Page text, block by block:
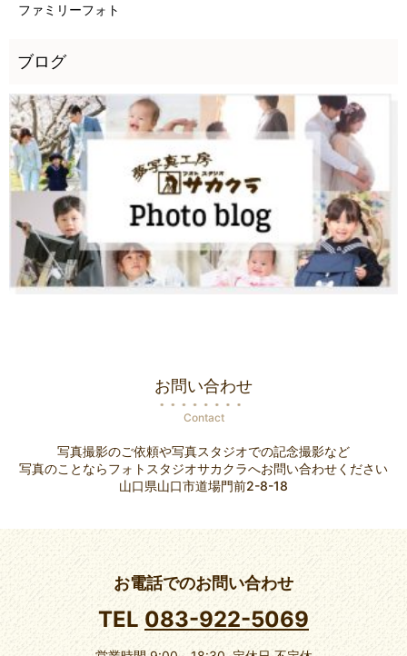
ファミリーフォト
お問い合わせ
Contact
写真撮影のご依頼や写真スタジオでの記念撮影など
写真のことならフォトスタジオサカクラへお問い合わせください
山口県山口市道場門前2-8-18
お電話でのお問い合わせ
TEL 083-922-5069